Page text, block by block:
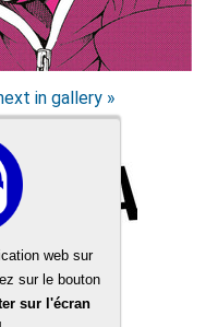
in gallery »